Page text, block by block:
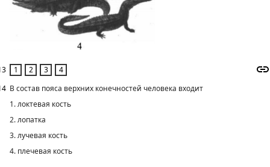
В состав пояса верхних конечностей человека входит
1. локтевая кость
2. лопатка
3. лучевая кость
4. плечевая кость